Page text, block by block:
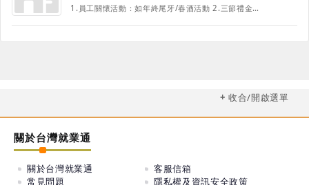
1.員工關懷活動：如年終尾牙/春酒活動 2.三節禮金(券) 3.員工生育補助、婚喪喜慶補助 4.績效獎金、年終獎金 5.員工健康檢查 《部份福利、待遇因職務、職等、職種有所不同，並隨公司營運方針有所調整，詳情請於面試時詢問，並以面試為主》
收合/開啟選單
關於台灣就業通
關於台灣就業通
客服信箱
常見問題
隱私權及資訊安全政策